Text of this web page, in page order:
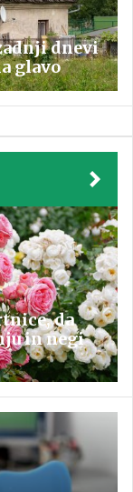
dnevi
glavo
da
in negi